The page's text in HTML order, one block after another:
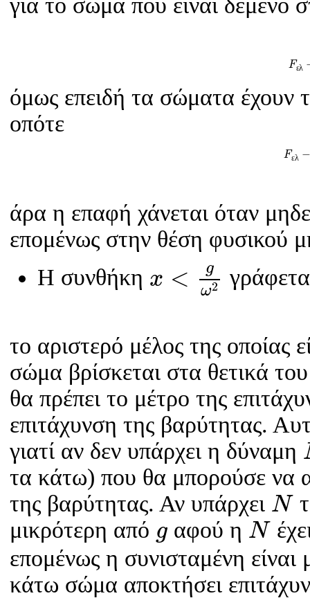
Fελ
όμως επειδή τα σώματα έχουν
οπότε
Fελ −
άρα η επαφή χάνεται όταν
επομένως στην θέση φυσικού
Η συνθήκη x <
g
ω2
2
το αριστερό μέλος της οποίας
σώμα βρίσκεται στα θετικά
θα πρέπει το μέτρο της
επιτάχυνση της βαρύτητας.
γιατί αν δεν υπάρχει η δύναμη
τα κάτω) που θα μπορούσε να
της βαρύτητας. Αν υπάρχει N
N
μικρότερη από g
g αφού η N
N
επομένως η συνισταμένη
κάτω σώμα αποκτήσει